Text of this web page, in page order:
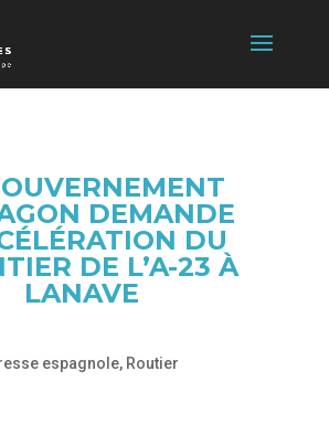
DEMANDE
DU
DE L’A-23 À
LANAVE
espagnole, Routier